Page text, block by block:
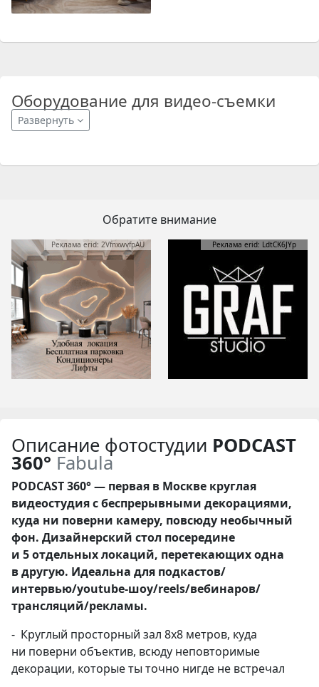
Оборудование для видео-съемки
Развернуть
Обратите внимание
Реклама erid: 2VfnxwvfpAU Реклама erid: LdtCK6JYp
Описание фотостудии PODCAST
360° Fabula
PODCAST 360° — первая в Москве круглая
видеостудия с беспрерывными декорациями,
куда ни поверни камеру, повсюду необычный
фон. Дизайнерский стол посередине
и 5 отдельных локаций, перетекающих одна
в другую. Идеальна для подкастов/
интервью/youtube-шоу/reels/вебинаров/
трансляций/рекламы.
⁃ Круглый просторный зал 8х8 метров, куда
ни поверни объектив, всюду неповторимые
декорации, которые ты точно нигде не встречал